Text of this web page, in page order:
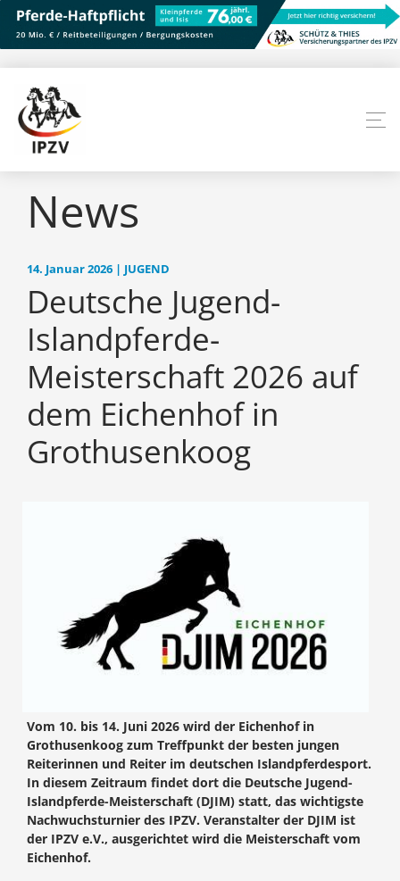
News
14. Januar 2026 | JUGEND
Deutsche Jugend-
Islandpferde-
Meisterschaft 2026 auf
dem Eichenhof in
Grothusenkoog
Vom 10. bis 14. Juni 2026 wird der Eichenhof in
Grothusenkoog zum Treffpunkt der besten jungen
Reiterinnen und Reiter im deutschen Islandpferdesport.
In diesem Zeitraum findet dort die Deutsche Jugend-
Islandpferde-Meisterschaft (DJIM) statt, das wichtigste
Nachwuchsturnier des IPZV. Veranstalter der DJIM ist
der IPZV e.V., ausgerichtet wird die Meisterschaft vom
Eichenhof.